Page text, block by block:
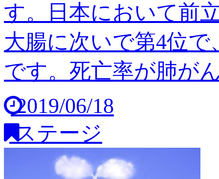
す。日本において前
大腸に次いで第4位で
です。死亡率が肺が
2019/06/18
ステージ